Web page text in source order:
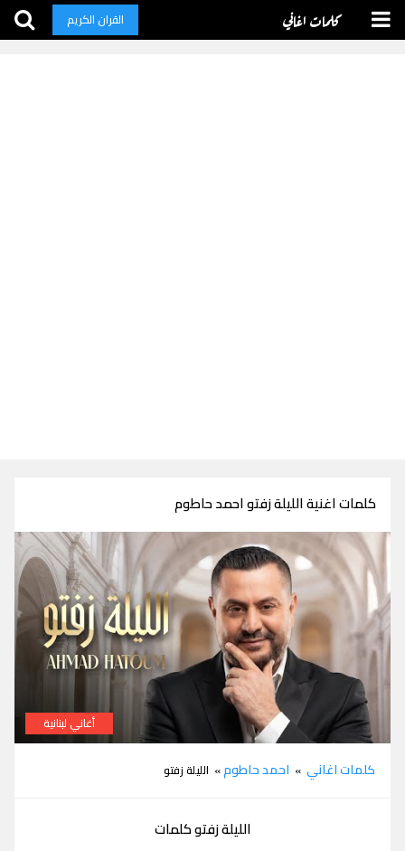
كلمات اغاني القران الكريم
كلمات اغنية الليلة زفتو احمد حاطوم
أغاني لبنانية
كلمات اغاني » احمد حاطوم» الليلة زفتو
الليلة زفتو كلمات